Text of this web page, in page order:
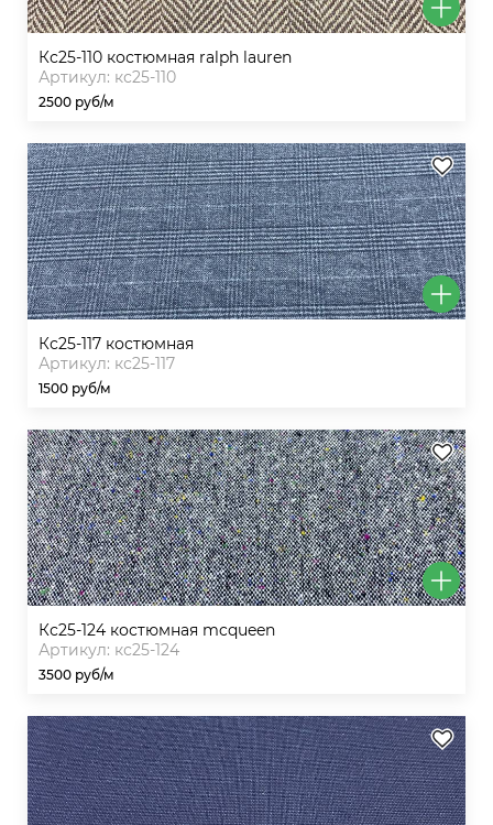
кс25-110 костюмная ralph lauren
Артикул: кс25-110
2500 руб/м
кс25-117 костюмная
Артикул: кс25-117
1500 руб/м
кс25-124 костюмная mcqueen
Артикул: кс25-124
3500 руб/м